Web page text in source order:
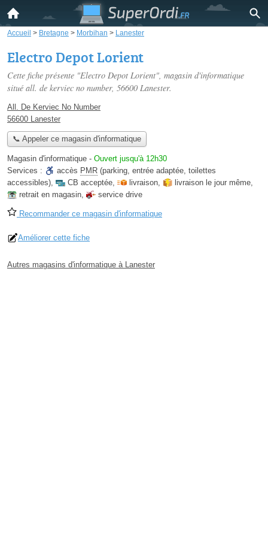
Accueil > Bretagne > Morbihan > Lanester
Electro Depot Lorient
Cette fiche présente "Electro Depot Lorient", magasin d'informatique
situé all. de kerviec no number, 56600 Lanester.
All. De Kerviec No Number
56600 Lanester
📞 Appeler ce magasin d'informatique
Magasin d'informatique - Ouvert jusqu'à 12h30
Services :
accès PMR (parking, entrée adaptée, toilettes
accessibles), CB acceptée, livraison, livraison le jour même,
retrait en magasin, service drive
Recommander ce magasin d'informatique
Améliorer cette fiche
Autres magasins d'informatique à Lanester